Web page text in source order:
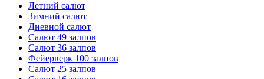
Летний салют
Зимний салют
Дневной салют
Салют 49 залпов
Салют 36 залпов
Фейерверк 100 залпов
Салют 25 залпов